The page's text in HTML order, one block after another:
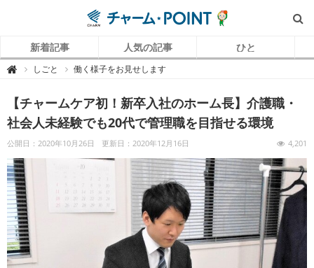
新着記事 人気の記事 ひと
 チ
P
O
I
N
（
ャ
ー
ム
ポ
イ
ン
ト
）
｜
介
護
で
働
しごと 働く様子をお見せします
【チャームケア初！新卒入社のホーム長】介護職・
社会人未経験でも20代で管理職を目指せる環境
公開日：2020年10月26日 更新日：2020年12月16日 4,201